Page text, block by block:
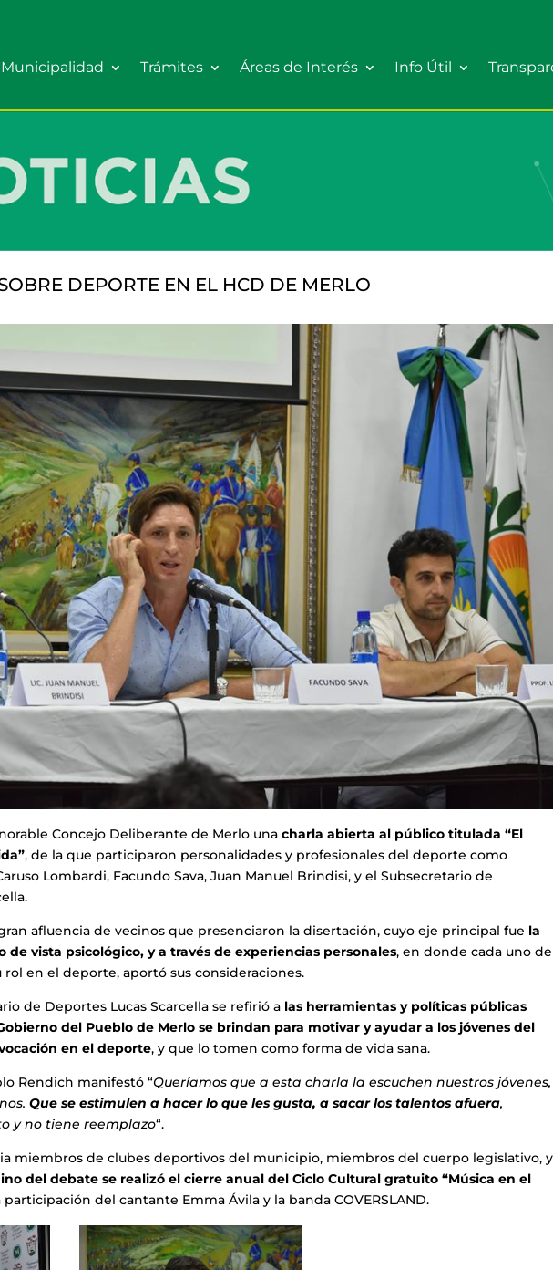
Municipalidad Trámites Áreas de Interés Info Útil
DEPORTE EN EL HCD DE MERLO
Concejo Deliberante de Merlo unacharla abierta al público titulada “El
, de la que participaron personalidades y profesionales del deporte como
Lombardi, Facundo Sava, Juan Manuel Brindisi, y el Subsecretario de
afluencia de vecinos que presenciaron la disertación, cuyo eje principal fue la
vista psicológico, y a través de experiencias personales, en donde cada uno de
en el deporte, aportó sus consideraciones.
de Deportes Lucas Scarcella se refirió a las herramientas y políticas públicas
del Pueblo de Merlo se brindan para motivar y ayudar a los jóvenes del
en el deporte, y que lo tomen como forma de vida sana.
Rendich manifestó “Queríamos que a esta charla la escuchen nuestros jóvenes,
Que se estimulen a hacer lo que les gusta, a sacar los talentos afuera,
y no tiene reemplazo“.
miembros de clubes deportivos del municipio, miembros del cuerpo legislativo, y
del debate se realizó el cierre anual del Ciclo Cultural gratuito “Música en el
del cantante Emma Ávila y la banda COVERSLAND.